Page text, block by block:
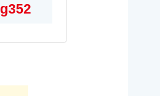
g352